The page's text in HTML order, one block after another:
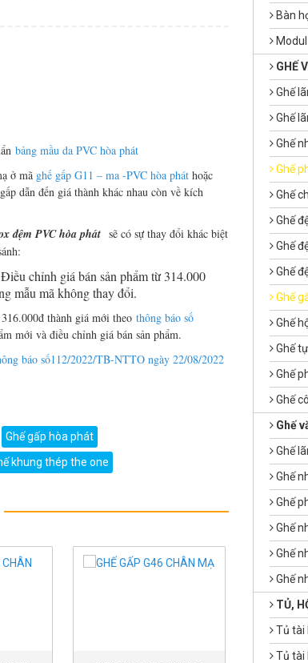
bảng mầu da PVC hòa phát
ở mã ghế gấp G11 – ma -PVC hòa phát hoặc
dẫn đến giá thành khác nhau còn về kích
đệm PVC hòa phát sẽ có sự thay đổi khác biệt
chỉnh giá bán sản phẩm từ 314.000
mẫu mã không thay đổi.
thành giá mới theo thông báo số
mới và điều chỉnh giá bán sản phẩm.
báo số112/2022/TB-NTTO ngày 22/08/2022
Ghế gấp hòa phát
khung thép the one
Bàn
GHẾ
Ghế
Ghế
Ghế
Ghế
Ghế
Ghế
Ghế
Ghế
Ghế
Ghế
Ghế
Ghế
Ghế
Ghế
Ghế
Ghế
Ghế
Ghế
Ghế
Ghế
TỦ,
Tủ tài
Tủ tài